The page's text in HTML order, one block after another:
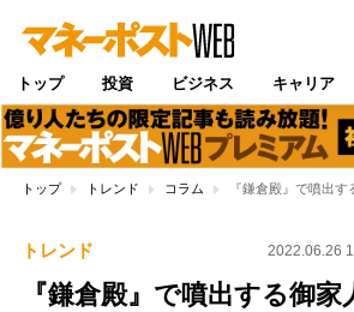
トップ 投資 ビジネス キャリア
トップ トレンド コラム 『鎌倉殿』で噴出
トレンド 2022.06.26
『鎌倉殿』で噴出する御